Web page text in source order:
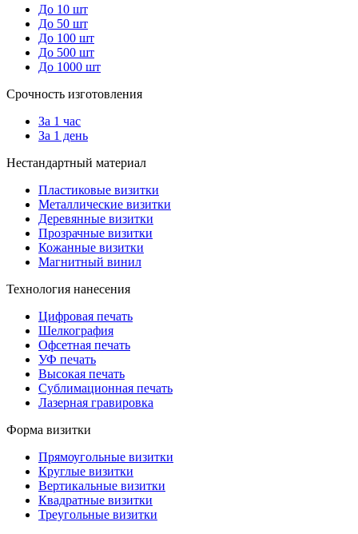
До 10 шт
До 50 шт
До 100 шт
До 500 шт
До 1000 шт
Срочность изготовления
За 1 час
За 1 день
Нестандартный материал
Пластиковые визитки
Металлические визитки
Деревянные визитки
Прозрачные визитки
Кожанные визитки
Магнитный винил
Технология нанесения
Цифровая печать
Шелкография
Офсетная печать
УФ печать
Высокая печать
Сублимационная печать
Лазерная гравировка
Форма визитки
Прямоугольные визитки
Круглые визитки
Вертикальные визитки
Квадратные визитки
Треугольные визитки